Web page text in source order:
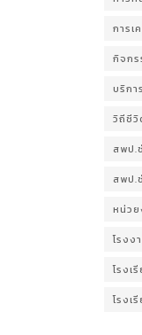
การเ
กิจกร
บริกา
วิถีชีวิ
สพป.
สพป.
หน่วย
โรงง
โรงเ
โรงเ